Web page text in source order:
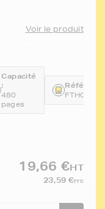
Voir le produit
Capacité
:
480
pages
19,66 €HT
23,59 €TTC